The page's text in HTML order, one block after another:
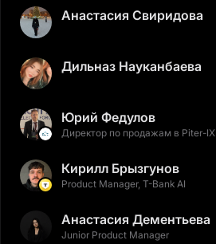
Анастасия Свиридова
Дильназ Науканбаева
Юрий Федулов
Директор по продажам в Piter-IX
Кирилл Брызгунов
Product Manager, T-Bank AI
Анастасия Дементьева
Junior Product Manager